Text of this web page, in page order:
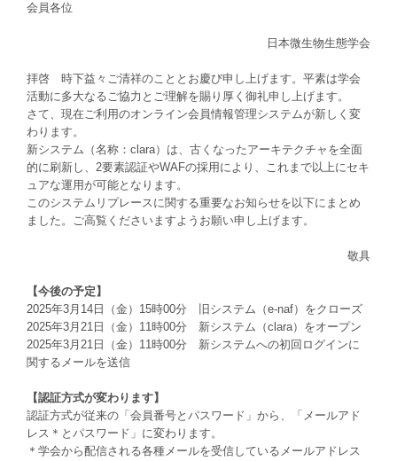
会員各位
日本微生物生態学会
拝啓 時下益々ご清祥のこととお慶び申し上げます。平素は学会
活動に多大なるご協力とご理解を賜り厚く御礼申し上げます。
さて、現在ご利用のオンライン会員情報管理システムが新しく変
わります。
新システム（名称：clara）は、古くなったアーキテクチャを全面
的に刷新し、2要素認証やWAFの採用により、これまで以上にセキ
ュアな運用が可能となります。
このシステムリプレースに関する重要なお知らせを以下にまとめ
ました。ご高覧くださいますようお願い申し上げます。
敬具
【今後の予定】
2025年3月14日（金）15時00分 旧システム（e-naf）をクローズ
2025年3月21日（金）11時00分 新システム（clara）をオープン
2025年3月21日（金）11時00分 新システムへの初回ログインに
関するメールを送信
【認証方式が変わります】
認証方式が従来の「会員番号とパスワード」から、「メールアド
レス＊とパスワード」に変わります。
＊学会から配信される各種メールを受信しているメールアドレス